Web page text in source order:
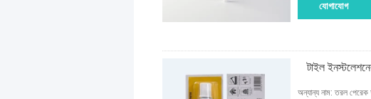
যোগাযোগ
টাইল
অন্যান্য নাম: তরল পেরেক